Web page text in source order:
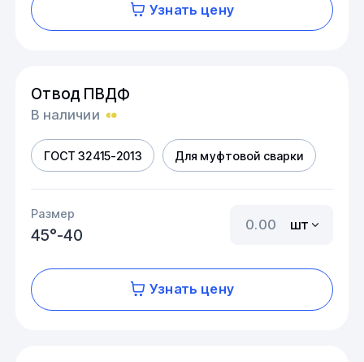
Узнать цену
Отвод ПВДФ
В наличии
ГОСТ 32415-2013 Для муфтовой сварки
Размер
45°-40
шт
Узнать цену